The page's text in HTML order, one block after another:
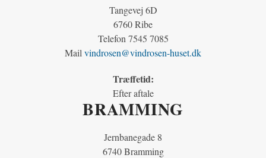
Tangevej 6D
6760 Ribe
Telefon 7545 7085
Mail vindrosen@vindrosen-huset.dk
Træffetid:
Efter aftale
BRAMMING
Jernbanegade 8
6740 Bramming